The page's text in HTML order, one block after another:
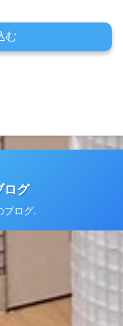
む
ログ
ログ.